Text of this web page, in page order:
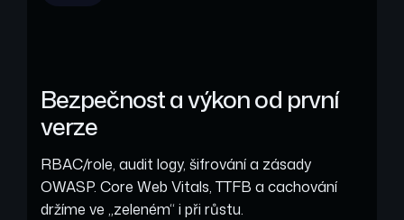
Bezpečnost a výkon od první
verze
RBAC/role, audit logy, šifrování a zásady
OWASP. Core Web Vitals, TTFB a cachování
držíme ve „zeleném“ i při růstu.